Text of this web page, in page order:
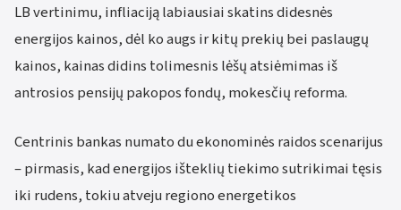
LB vertinimu, infliaciją labiausiai skatins didesnės
energijos kainos, dėl ko augs ir kitų prekių bei paslaugų
kainos, kainas didins tolimesnis lėšų atsiėmimas iš
antrosios pensijų pakopos fondų, mokesčių reforma.
Centrinis bankas numato du ekonominės raidos scenarijus
– pirmasis, kad energijos išteklių tiekimo sutrikimai tęsis
iki rudens, tokiu atveju regiono energetikos